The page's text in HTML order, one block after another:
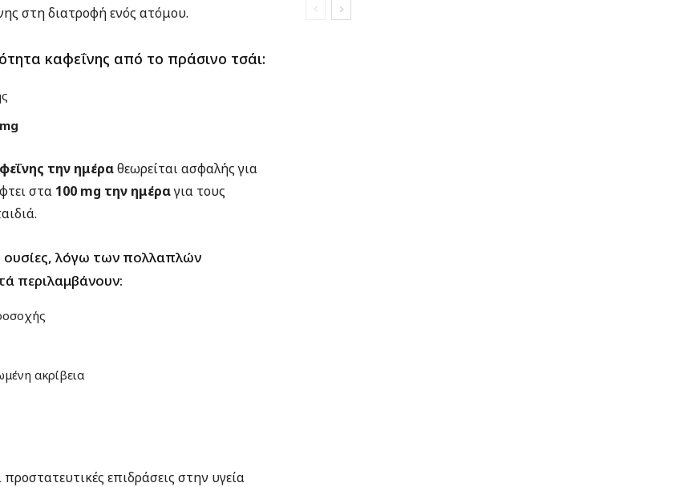
στη διατροφή ενός ατόμου.
καφεΐνης από το πράσινο τσάι:
την ημέραθεωρείται ασφαλής για
στα 100 mg την ημέραγια τους
ουσίες, λόγω των πολλαπλών
περιλαμβάνουν:
ακρίβεια
επιδράσεις στην υγεία